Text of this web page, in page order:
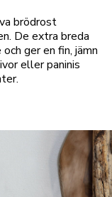
brödrost
De extra breda
ger en fin, jämn
eller paninis